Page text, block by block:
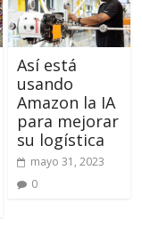
Así está
usando
Amazon la IA
para mejorar
su logística
mayo 31, 2023
0